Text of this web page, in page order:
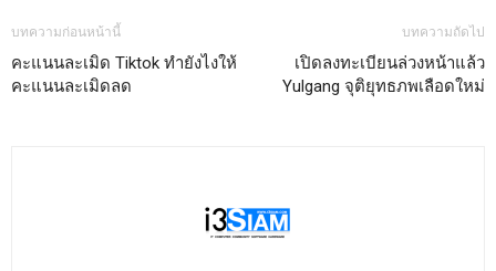
บทความก่อนหน้านี้
คะแนนละเมิด Tiktok ทำยังไงให้
คะแนนละเมิดลด
บทความถัดไป
เปิดลงทะเบียนล่วงหน้าแล้ว
Yulgang จุติยุทธภพเลือดใหม่